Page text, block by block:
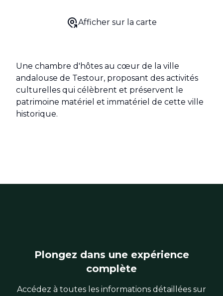
Afficher sur la carte
Une chambre d'hôtes au cœur de la ville
andalouse de Testour, proposant des activités
culturelles qui célèbrent et préservent le
patrimoine matériel et immatériel de cette ville
historique.
Plongez dans une expérience
complète
Accédez à toutes les informations détaillées sur